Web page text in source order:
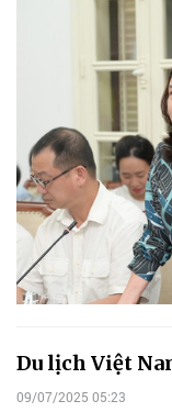
Du lịch Việt
09/07/2025 05:23